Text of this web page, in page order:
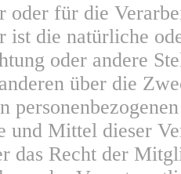
oder für die
ist die natürliche
oder andere
über die
und Mittel dieser
das Recht der